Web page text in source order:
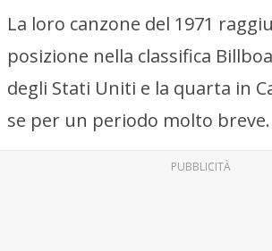
La loro canzone del 1971
posizione nella classifica
degli Stati Uniti e la quarta in
se per un periodo molto breve.
PUBBLICITÀ